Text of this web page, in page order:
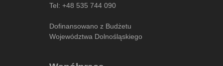
Tel: +48 535 744 090
Dofinansowano z Budżetu
Województwa Dolnośląskiego